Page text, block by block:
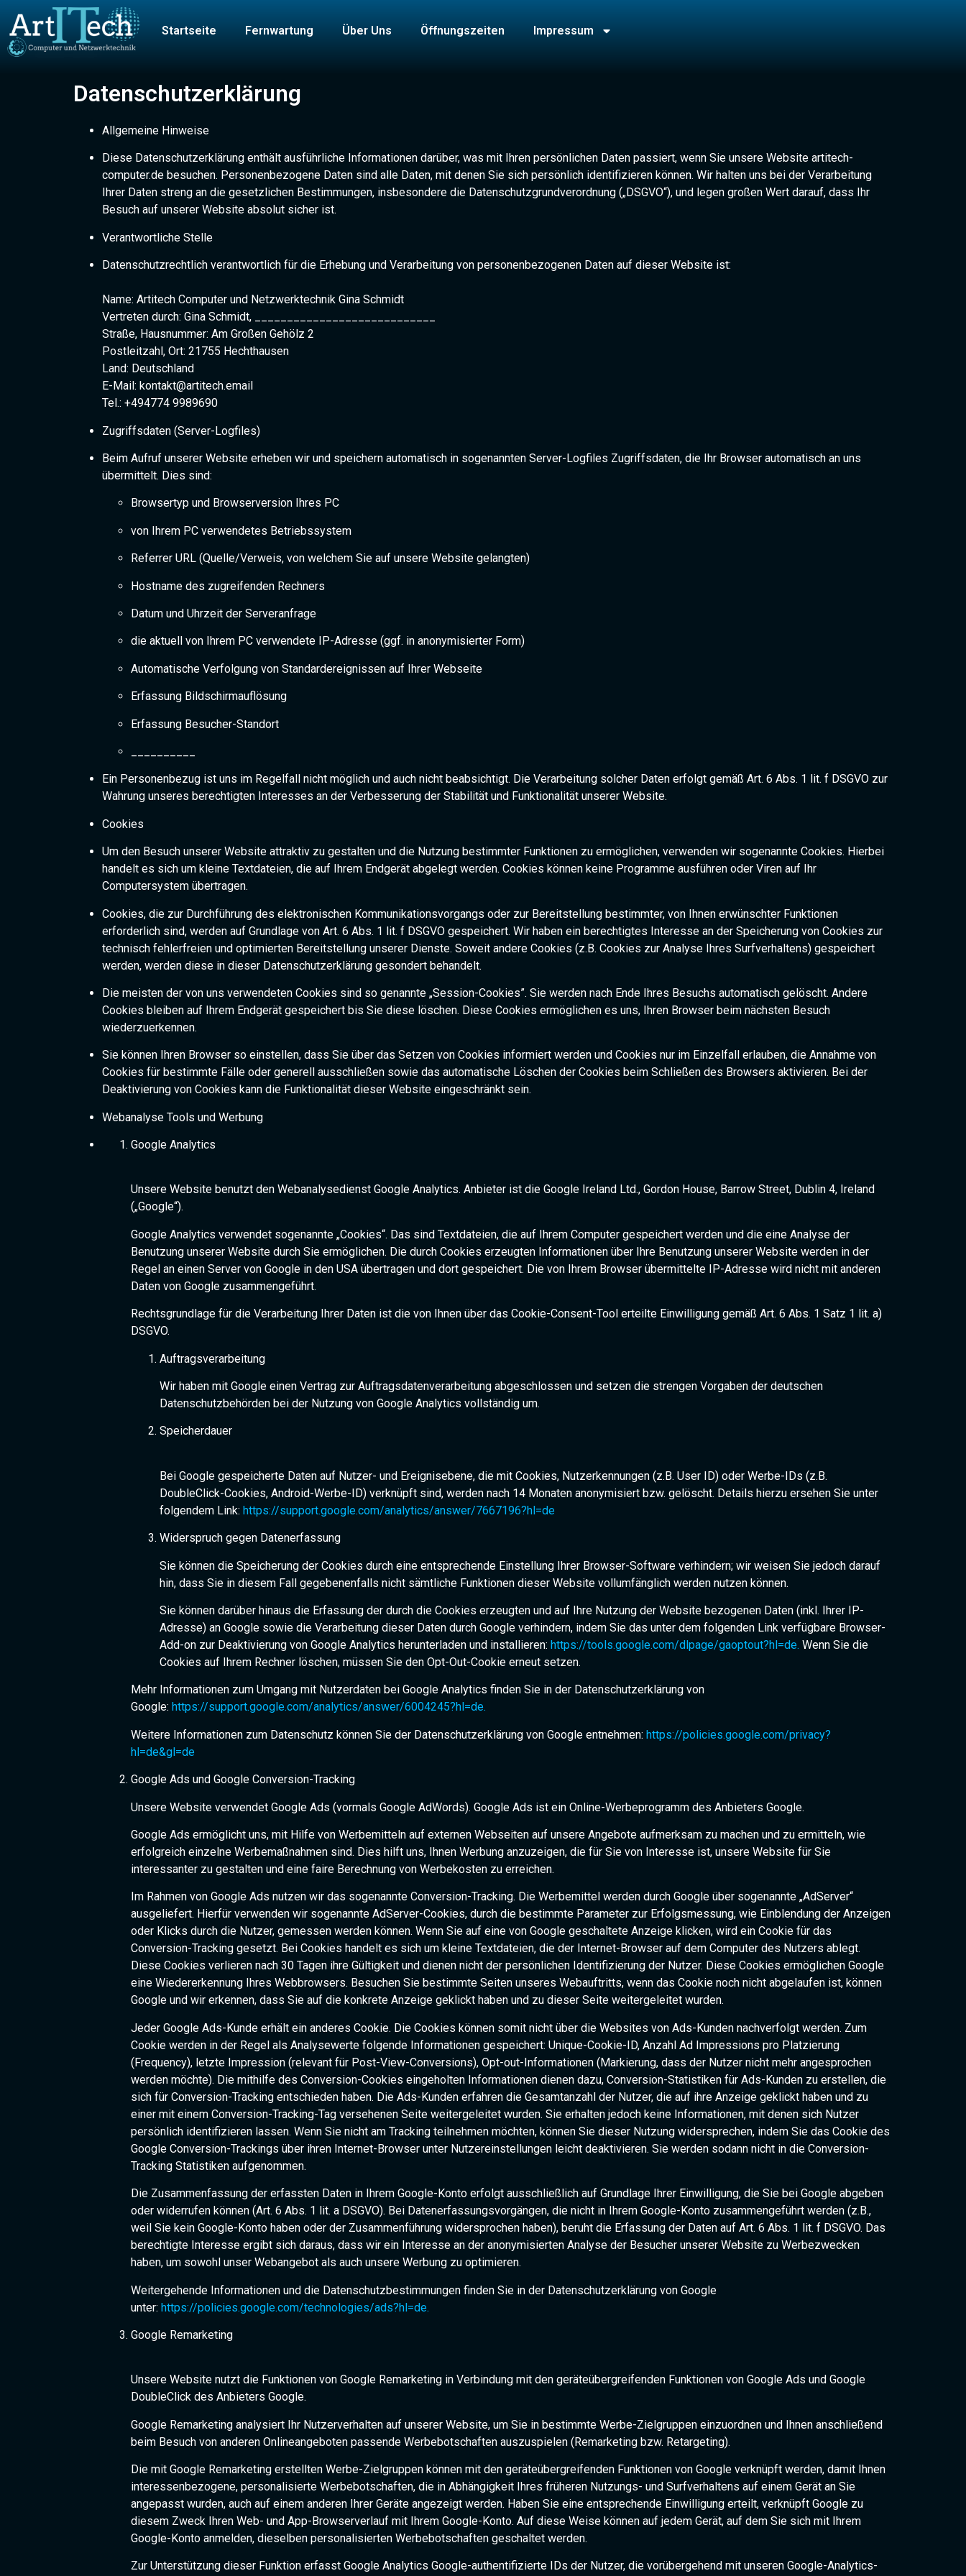
Startseite Fernwartung Über Uns Öffnungszeiten Impressum
Datenschutzerklärung
Allgemeine Hinweise
Diese Datenschutzerklärung enthält ausführliche Informationen darüber, was mit Ihren persönlichen Daten passiert, wenn Sie unsere Website artitech-
computer.de besuchen. Personenbezogene Daten sind alle Daten, mit denen Sie sich persönlich identifizieren können. Wir halten uns bei der Verarbeitung
Ihrer Daten streng an die gesetzlichen Bestimmungen, insbesondere die Datenschutzgrundverordnung („DSGVO“), und legen großen Wert darauf, dass Ihr
Besuch auf unserer Website absolut sicher ist.
Verantwortliche Stelle
Datenschutzrechtlich verantwortlich für die Erhebung und Verarbeitung von personenbezogenen Daten auf dieser Website ist:
Name: Artitech Computer und Netzwerktechnik Gina Schmidt
Vertreten durch: Gina Schmidt, ____________________________
Straße, Hausnummer: Am Großen Gehölz 2
Postleitzahl, Ort: 21755 Hechthausen
Land: Deutschland
E-Mail: kontakt@artitech.email
Tel.: +494774 9989690
Zugriffsdaten (Server-Logfiles)
Beim Aufruf unserer Website erheben wir und speichern automatisch in sogenannten Server-Logfiles Zugriffsdaten, die Ihr Browser automatisch an uns
übermittelt. Dies sind:
Browsertyp und Browserversion Ihres PC
von Ihrem PC verwendetes Betriebssystem
Referrer URL (Quelle/Verweis, von welchem Sie auf unsere Website gelangten)
Hostname des zugreifenden Rechners
Datum und Uhrzeit der Serveranfrage
die aktuell von Ihrem PC verwendete IP-Adresse (ggf. in anonymisierter Form)
Automatische Verfolgung von Standardereignissen auf Ihrer Webseite
Erfassung Bildschirmauflösung
Erfassung Besucher-Standort
Ein Personenbezug ist uns im Regelfall nicht möglich und auch nicht beabsichtigt. Die Verarbeitung solcher Daten erfolgt gemäß Art. 6 Abs. 1 lit. f DSGVO zur
Wahrung unseres berechtigten Interesses an der Verbesserung der Stabilität und Funktionalität unserer Website.
Cookies
Um den Besuch unserer Website attraktiv zu gestalten und die Nutzung bestimmter Funktionen zu ermöglichen, verwenden wir sogenannte Cookies. Hierbei
handelt es sich um kleine Textdateien, die auf Ihrem Endgerät abgelegt werden. Cookies können keine Programme ausführen oder Viren auf Ihr
Computersystem übertragen.
Cookies, die zur Durchführung des elektronischen Kommunikationsvorgangs oder zur Bereitstellung bestimmter, von Ihnen erwünschter Funktionen
erforderlich sind, werden auf Grundlage von Art. 6 Abs. 1 lit. f DSGVO gespeichert. Wir haben ein berechtigtes Interesse an der Speicherung von Cookies zur
technisch fehlerfreien und optimierten Bereitstellung unserer Dienste. Soweit andere Cookies (z.B. Cookies zur Analyse Ihres Surfverhaltens) gespeichert
werden, werden diese in dieser Datenschutzerklärung gesondert behandelt.
Die meisten der von uns verwendeten Cookies sind so genannte „Session-Cookies”. Sie werden nach Ende Ihres Besuchs automatisch gelöscht. Andere
Cookies bleiben auf Ihrem Endgerät gespeichert bis Sie diese löschen. Diese Cookies ermöglichen es uns, Ihren Browser beim nächsten Besuch
wiederzuerkennen.
Sie können Ihren Browser so einstellen, dass Sie über das Setzen von Cookies informiert werden und Cookies nur im Einzelfall erlauben, die Annahme von
Cookies für bestimmte Fälle oder generell ausschließen sowie das automatische Löschen der Cookies beim Schließen des Browsers aktivieren. Bei der
Deaktivierung von Cookies kann die Funktionalität dieser Website eingeschränkt sein.
Webanalyse Tools und Werbung
Google Analytics
Unsere Website benutzt den Webanalysedienst Google Analytics. Anbieter ist die Google Ireland Ltd., Gordon House, Barrow Street, Dublin 4, Ireland
(„Google“).
Google Analytics verwendet sogenannte „Cookies“. Das sind Textdateien, die auf Ihrem Computer gespeichert werden und die eine Analyse der
Benutzung unserer Website durch Sie ermöglichen. Die durch Cookies erzeugten Informationen über Ihre Benutzung unserer Website werden in der
Regel an einen Server von Google in den USA übertragen und dort gespeichert. Die von Ihrem Browser übermittelte IP-Adresse wird nicht mit anderen
Daten von Google zusammengeführt.
Rechtsgrundlage für die Verarbeitung Ihrer Daten ist die von Ihnen über das Cookie-Consent-Tool erteilte Einwilligung gemäß Art. 6 Abs. 1 Satz 1 lit. a)
DSGVO.
Auftragsverarbeitung
Wir haben mit Google einen Vertrag zur Auftragsdatenverarbeitung abgeschlossen und setzen die strengen Vorgaben der deutschen
Datenschutzbehörden bei der Nutzung von Google Analytics vollständig um.
Speicherdauer
Bei Google gespeicherte Daten auf Nutzer- und Ereignisebene, die mit Cookies, Nutzerkennungen (z.B. User ID) oder Werbe-IDs (z.B.
DoubleClick-Cookies, Android-Werbe-ID) verknüpft sind, werden nach 14 Monaten anonymisiert bzw. gelöscht. Details hierzu ersehen Sie unter
folgendem Link: https://support.google.com/analytics/answer/7667196?hl=de
Widerspruch gegen Datenerfassung
Sie können die Speicherung der Cookies durch eine entsprechende Einstellung Ihrer Browser-Software verhindern; wir weisen Sie jedoch darauf
hin, dass Sie in diesem Fall gegebenenfalls nicht sämtliche Funktionen dieser Website vollumfänglich werden nutzen können.
Sie können darüber hinaus die Erfassung der durch die Cookies erzeugten und auf Ihre Nutzung der Website bezogenen Daten (inkl. Ihrer IP-
Adresse) an Google sowie die Verarbeitung dieser Daten durch Google verhindern, indem Sie das unter dem folgenden Link verfügbare Browser-
Add-on zur Deaktivierung von Google Analytics herunterladen und installieren: https://tools.google.com/dlpage/gaoptout?hl=de. Wenn Sie die
Cookies auf Ihrem Rechner löschen, müssen Sie den Opt-Out-Cookie erneut setzen.
Mehr Informationen zum Umgang mit Nutzerdaten bei Google Analytics finden Sie in der Datenschutzerklärung von
Google: https://support.google.com/analytics/answer/6004245?hl=de.
Weitere Informationen zum Datenschutz können Sie der Datenschutzerklärung von Google entnehmen: https://policies.google.com/privacy?
hl=de&gl=de
Google Ads und Google Conversion-Tracking
Unsere Website verwendet Google Ads (vormals Google AdWords). Google Ads ist ein Online-Werbeprogramm des Anbieters Google.
Google Ads ermöglicht uns, mit Hilfe von Werbemitteln auf externen Webseiten auf unsere Angebote aufmerksam zu machen und zu ermitteln, wie
erfolgreich einzelne Werbemaßnahmen sind. Dies hilft uns, Ihnen Werbung anzuzeigen, die für Sie von Interesse ist, unsere Website für Sie
interessanter zu gestalten und eine faire Berechnung von Werbekosten zu erreichen.
Im Rahmen von Google Ads nutzen wir das sogenannte Conversion-Tracking. Die Werbemittel werden durch Google über sogenannte „AdServer“
ausgeliefert. Hierfür verwenden wir sogenannte AdServer-Cookies, durch die bestimmte Parameter zur Erfolgsmessung, wie Einblendung der Anzeigen
oder Klicks durch die Nutzer, gemessen werden können. Wenn Sie auf eine von Google geschaltete Anzeige klicken, wird ein Cookie für das
Conversion-Tracking gesetzt. Bei Cookies handelt es sich um kleine Textdateien, die der Internet-Browser auf dem Computer des Nutzers ablegt.
Diese Cookies verlieren nach 30 Tagen ihre Gültigkeit und dienen nicht der persönlichen Identifizierung der Nutzer. Diese Cookies ermöglichen Google
eine Wiedererkennung Ihres Webbrowsers. Besuchen Sie bestimmte Seiten unseres Webauftritts, wenn das Cookie noch nicht abgelaufen ist, können
Google und wir erkennen, dass Sie auf die konkrete Anzeige geklickt haben und zu dieser Seite weitergeleitet wurden.
Jeder Google Ads-Kunde erhält ein anderes Cookie. Die Cookies können somit nicht über die Websites von Ads-Kunden nachverfolgt werden. Zum
Cookie werden in der Regel als Analysewerte folgende Informationen gespeichert: Unique-Cookie-ID, Anzahl Ad Impressions pro Platzierung
(Frequency), letzte Impression (relevant für Post-View-Conversions), Opt-out-Informationen (Markierung, dass der Nutzer nicht mehr angesprochen
werden möchte). Die mithilfe des Conversion-Cookies eingeholten Informationen dienen dazu, Conversion-Statistiken für Ads-Kunden zu erstellen, die
sich für Conversion-Tracking entschieden haben. Die Ads-Kunden erfahren die Gesamtanzahl der Nutzer, die auf ihre Anzeige geklickt haben und zu
einer mit einem Conversion-Tracking-Tag versehenen Seite weitergeleitet wurden. Sie erhalten jedoch keine Informationen, mit denen sich Nutzer
persönlich identifizieren lassen. Wenn Sie nicht am Tracking teilnehmen möchten, können Sie dieser Nutzung widersprechen, indem Sie das Cookie des
Google Conversion-Trackings über ihren Internet-Browser unter Nutzereinstellungen leicht deaktivieren. Sie werden sodann nicht in die Conversion-
Tracking Statistiken aufgenommen.
Die Zusammenfassung der erfassten Daten in Ihrem Google-Konto erfolgt ausschließlich auf Grundlage Ihrer Einwilligung, die Sie bei Google abgeben
oder widerrufen können (Art. 6 Abs. 1 lit. a DSGVO). Bei Datenerfassungsvorgängen, die nicht in Ihrem Google-Konto zusammengeführt werden (z.B.,
weil Sie kein Google-Konto haben oder der Zusammenführung widersprochen haben), beruht die Erfassung der Daten auf Art. 6 Abs. 1 lit. f DSGVO. Das
berechtigte Interesse ergibt sich daraus, dass wir ein Interesse an der anonymisierten Analyse der Besucher unserer Website zu Werbezwecken
haben, um sowohl unser Webangebot als auch unsere Werbung zu optimieren.
Weitergehende Informationen und die Datenschutzbestimmungen finden Sie in der Datenschutzerklärung von Google
unter: https://policies.google.com/technologies/ads?hl=de.
Google Remarketing
Unsere Website nutzt die Funktionen von Google Remarketing in Verbindung mit den geräteübergreifenden Funktionen von Google Ads und Google
DoubleClick des Anbieters Google.
Google Remarketing analysiert Ihr Nutzerverhalten auf unserer Website, um Sie in bestimmte Werbe-Zielgruppen einzuordnen und Ihnen anschließend
beim Besuch von anderen Onlineangeboten passende Werbebotschaften auszuspielen (Remarketing bzw. Retargeting).
Die mit Google Remarketing erstellten Werbe-Zielgruppen können mit den geräteübergreifenden Funktionen von Google verknüpft werden, damit Ihnen
interessenbezogene, personalisierte Werbebotschaften, die in Abhängigkeit Ihres früheren Nutzungs- und Surfverhaltens auf einem Gerät an Sie
angepasst wurden, auch auf einem anderen Ihrer Geräte angezeigt werden. Haben Sie eine entsprechende Einwilligung erteilt, verknüpft Google zu
diesem Zweck Ihren Web- und App-Browserverlauf mit Ihrem Google-Konto. Auf diese Weise können auf jedem Gerät, auf dem Sie sich mit Ihrem
Google-Konto anmelden, dieselben personalisierten Werbebotschaften geschaltet werden.
Zur Unterstützung dieser Funktion erfasst Google Analytics Google-authentifizierte IDs der Nutzer, die vorübergehend mit unseren Google-Analytics-